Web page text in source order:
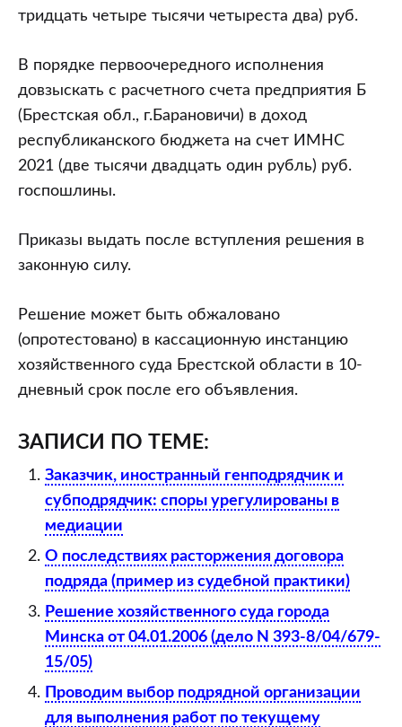
тридцать четыре тысячи четыреста два) руб.
В порядке первоочередного исполнения
довзыскать с расчетного счета предприятия Б
(Брестская обл., г.Барановичи) в доход
республиканского бюджета на счет ИМНС
2021 (две тысячи двадцать один рубль) руб.
госпошлины.
Приказы выдать после вступления решения в
законную силу.
Решение может быть обжаловано
(опротестовано) в кассационную инстанцию
хозяйственного суда Брестской области в 10-
дневный срок после его объявления.
ЗАПИСИ ПО ТЕМЕ:
Заказчик, иностранный генподрядчик и
субподрядчик: споры урегулированы в
медиации
О последствиях расторжения договора
подряда (пример из судебной практики)
Решение хозяйственного суда города
Минска от 04.01.2006 (дело N 393-8/04/679-
15/05)
Проводим выбор подрядной организации
для выполнения работ по текущему